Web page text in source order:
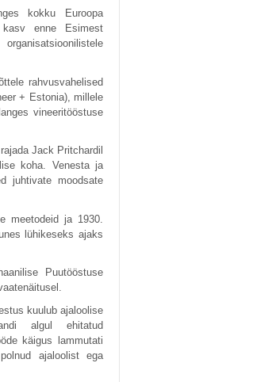
kokku Euroopa
enne Esimest
rahvusvahelised
+ Estonia), millele
vineeritööstuse
Jack Pritchardil
koha. Venesta ja
juhtivate moodsate
meetodeid ja 1930.
lühikeseks ajaks
Puutööstuse
kuulub ajaloolise
algul ehitatud
käigus lammutati
ajaloolist ega